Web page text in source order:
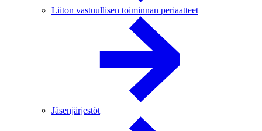
Liiton vastuullisen toiminnan periaatteet
Jäsenjärjestöt